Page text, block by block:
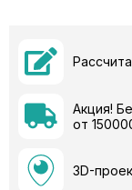
Акция!
от
3D-